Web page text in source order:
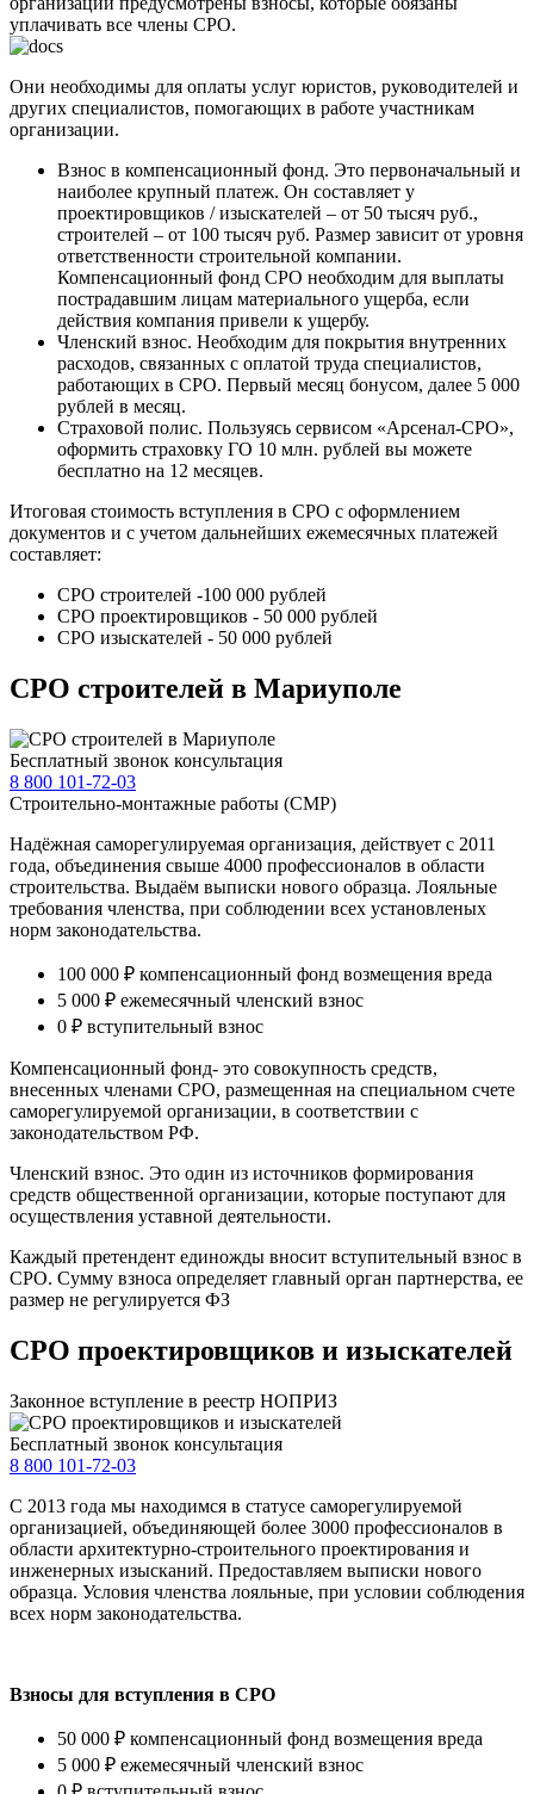
уплачивать все члены СРО.
Они необходимы для оплаты услуг юристов, руководителей и
других специалистов, помогающих в работе участникам
организации.
Взнос в компенсационный фонд. Это первоначальный и
наиболее крупный платеж. Он составляет у
проектировщиков / изыскателей – от 50 тысяч руб.,
строителей – от 100 тысяч руб. Размер зависит от уровня
ответственности строительной компании.
Компенсационный фонд СРО необходим для выплаты
пострадавшим лицам материального ущерба, если
действия компания привели к ущербу.
Членский взнос. Необходим для покрытия внутренних
расходов, связанных с оплатой труда специалистов,
работающих в СРО. Первый месяц бонусом, далее 5 000
рублей в месяц.
Страховой полис. Пользуясь сервисом «Арсенал-СРО»,
оформить страховку ГО 10 млн. рублей вы можете
бесплатно на 12 месяцев.
Итоговая стоимость вступления в СРО с оформлением
документов и с учетом дальнейших ежемесячных платежей
составляет:
СРО строителей -100 000 рублей
СРО проектировщиков - 50 000 рублей
СРО изыскателей - 50 000 рублей
СРО строителей в Мариуполе
Бесплатный звонок консультация
8 800 101-72-03
Строительно-монтажные работы (СМР)
Надёжная саморегулируемая организация, действует с 2011
года, объединения свыше 4000 профессионалов в области
строительства. Выдаём выписки нового образца. Лояльные
требования членства, при соблюдении всех установленых
норм законодательства.
100 000 ₽ компенсационный фонд возмещения вреда
5 000 ₽ ежемесячный членский взнос
0 ₽ вступительный взнос
Компенсационный фонд- это совокупность средств,
внесенных членами СРО, размещенная на специальном счете
саморегулируемой организации, в соответствии с
законодательством РФ.
Членский взнос. Это один из источников формирования
средств общественной организации, которые поступают для
осуществления уставной деятельности.
Каждый претендент единожды вносит вступительный взнос в
СРО. Сумму взноса определяет главный орган партнерства, ее
размер не регулируется ФЗ
СРО проектировщиков и изыскателей
Законное вступление в реестр НОПРИЗ
Бесплатный звонок консультация
8 800 101-72-03
С 2013 года мы находимся в статусе саморегулируемой
организацией, объединяющей более 3000 профессионалов в
области архитектурно-строительного проектирования и
инженерных изысканий. Предоставляем выписки нового
образца. Условия членства лояльные, при условии соблюдения
всех норм законодательства.
Взносы для вступления в СРО
50 000 ₽ компенсационный фонд возмещения вреда
5 000 ₽ ежемесячный членский взнос